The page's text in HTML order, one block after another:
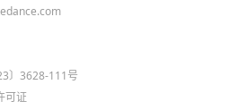
〕3628-111号
可证